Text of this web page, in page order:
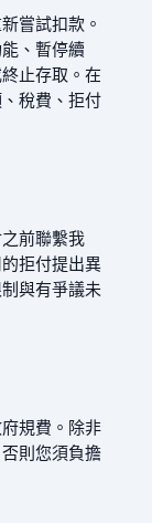
嘗試扣款。
、暫停續
止存取。在
稅費、拒付
前聯繫我
拒付提出異
與有爭議未
規費。除非
則您須負擔